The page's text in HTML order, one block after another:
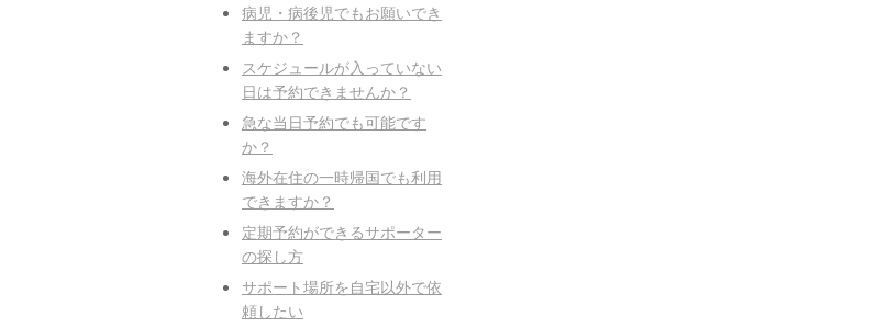
病児・病後児でもお願いでき
ますか？
スケジュールが入っていない
日は予約できませんか？
急な当日予約でも可能です
か？
海外在住の一時帰国でも利用
できますか？
定期予約ができるサポーター
の探し方
サポート場所を自宅以外で依
頼したい